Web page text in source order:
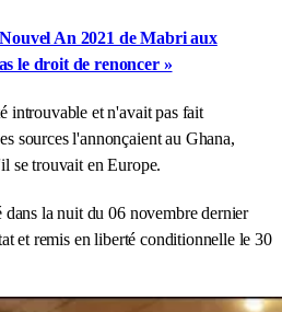
An 2021 de Mabri aux
le droit de renoncer »
introuvable et n'avait pas fait
sources l'annonçaient au Ghana,
se trouvait en Europe.
la nuit du 06 novembre dernier
et remis en liberté conditionnelle le 30